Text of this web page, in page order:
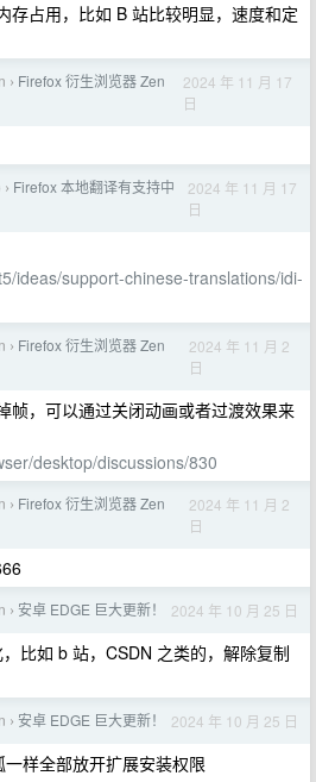
存占用，比如 B 站比较明显，速度和定
› Firefox 衍生浏览器 Zen
2024 年 11 月 17
日
› Firefox 本地翻译有支持中
2024 年 11 月 17
日
ideas/support-chinese-translations/idi-
› Firefox 衍生浏览器 Zen
2024 年 11 月 2
日
帧，可以通过关闭动画或者过渡效果来
desktop/discussions/830
› Firefox 衍生浏览器 Zen
2024 年 11 月 2
日
› 安卓 EDGE 巨大更新！ 2024 年 10 月 25 日
比如 b 站，CSDN 之类的，解除复制
› 安卓 EDGE 巨大更新！ 2024 年 10 月 25 日
样全部放开扩展安装权限